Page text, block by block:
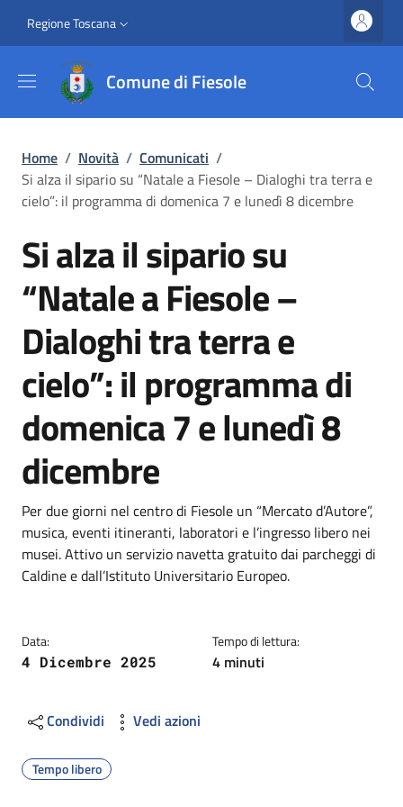
Slim top
Regione Toscana
Comune di Fiesole
Briciole di pane
Home / Novità / Comunicati /
Si alza il sipario su “Natale a Fiesole – Dialoghi tra terra e
cielo”: il programma di domenica 7 e lunedì 8 dicembre
Si alza il sipario su
“Natale a Fiesole –
Dialoghi tra terra e
cielo”: il programma di
domenica 7 e lunedì 8
dicembre
Dettagli
Descrizione breve
Per due giorni nel centro di Fiesole un “Mercato d’Autore”,
musica, eventi itineranti, laboratori e l’ingresso libero nei
musei. Attivo un servizio navetta gratuito dai parcheggi di
Caldine e dall’Istituto Universitario Europeo.
Data:
4 Dicembre 2025
Tempo di lettura:
4 minuti
Condividi Vedi azioni
Tempo libero